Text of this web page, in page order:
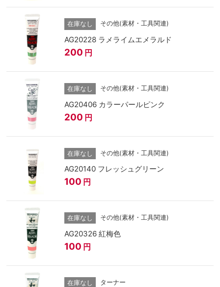
在庫なし その他(素材・工具関連)
AG20228 ラメライムエメラルド
200 円
在庫なし その他(素材・工具関連)
AG20406 カラーパールピンク
200 円
在庫なし その他(素材・工具関連)
AG20140 フレッシュグリーン
100 円
在庫なし その他(素材・工具関連)
AG20326 紅梅色
100 円
在庫なし ターナー